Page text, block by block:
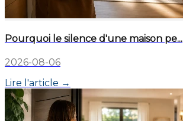
Pourquoi le silence d'une maison pe...
2026-08-06
Lire l'article →